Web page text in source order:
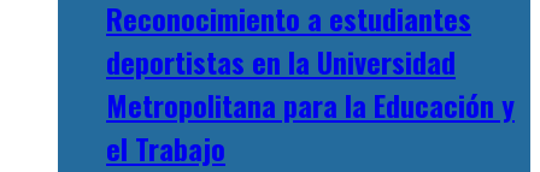
Reconocimiento a estudiantes
deportistas en la Universidad
Metropolitana para la Educación y
el Trabajo